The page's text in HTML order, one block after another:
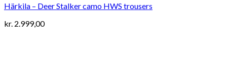
Härkila – Deer Stalker camo HWS trousers
kr. 2.999,00